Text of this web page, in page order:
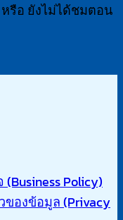
Policy)
องข้อมูล (Privacy
หรือ ยังไม่ได้ชมตอน